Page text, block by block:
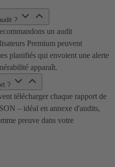
?
un audit
Premium peuvent
planifiés qui envoient une alerte
apparaît.
?
télécharger chaque rapport de
– idéal en annexe d'audits,
preuve dans votre